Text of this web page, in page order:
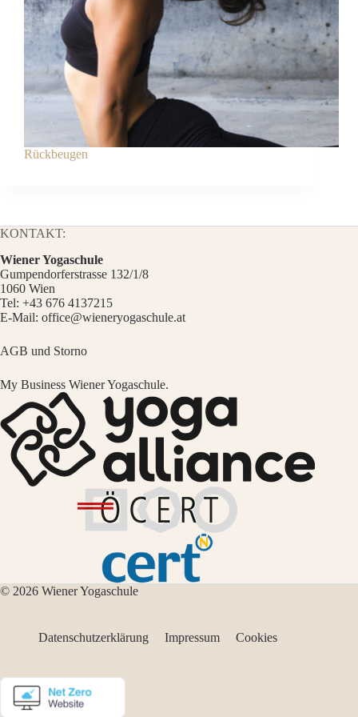
Rückbeugen
KONTAKT:
Wiener Yogaschule
Gumpendorferstrasse 132/1/8
1060 Wien
Tel: +43 676 4137215
E-Mail: office@wieneryogaschule.at
AGB und Storno
My Business Wiener Yogaschule.
© 2026 Wiener Yogaschule
Datenschutzerklärung Impressum Cookies